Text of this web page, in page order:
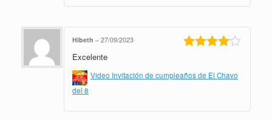
Hibeth – 27/09/2023
Excelente
Video Invitación de cumpleaños de El Chavo
del 8